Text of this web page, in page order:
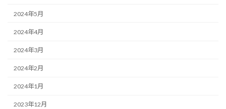
2024年5月
2024年4月
2024年3月
2024年2月
2024年1月
2023年12月